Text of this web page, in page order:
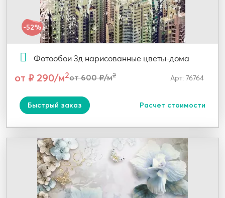
-52%
Фотообои 3д нарисованные цветы-дома
от ₽ 290/м2от 600 ₽/м2 Арт: 76764
Быстрый заказ Расчет стоимости